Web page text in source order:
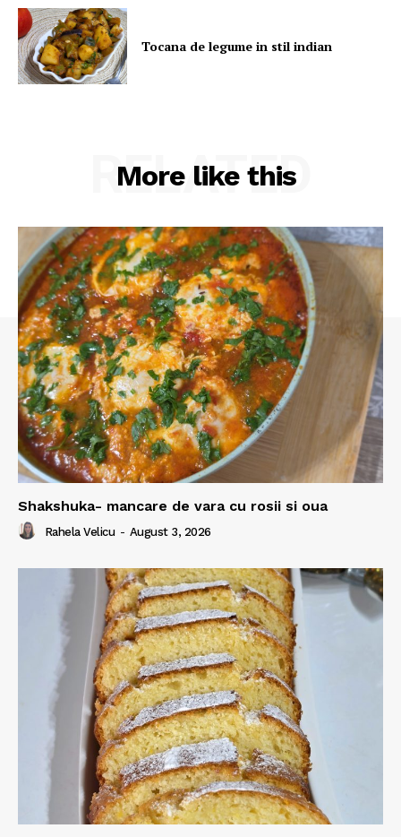
Tocana de legume in stil indian
More like this
RELATED
Shakshuka- mancare de vara cu rosii si oua
Rahela Velicu - August 3, 2026